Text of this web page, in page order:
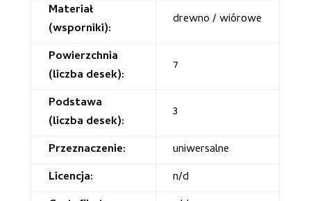
Materiał
(wsporniki):
drewno / wiórowe
Powierzchnia
(liczba desek):
7
Podstawa
(liczba desek):
3
Przeznaczenie:
uniwersalne
Licencja:
n/d